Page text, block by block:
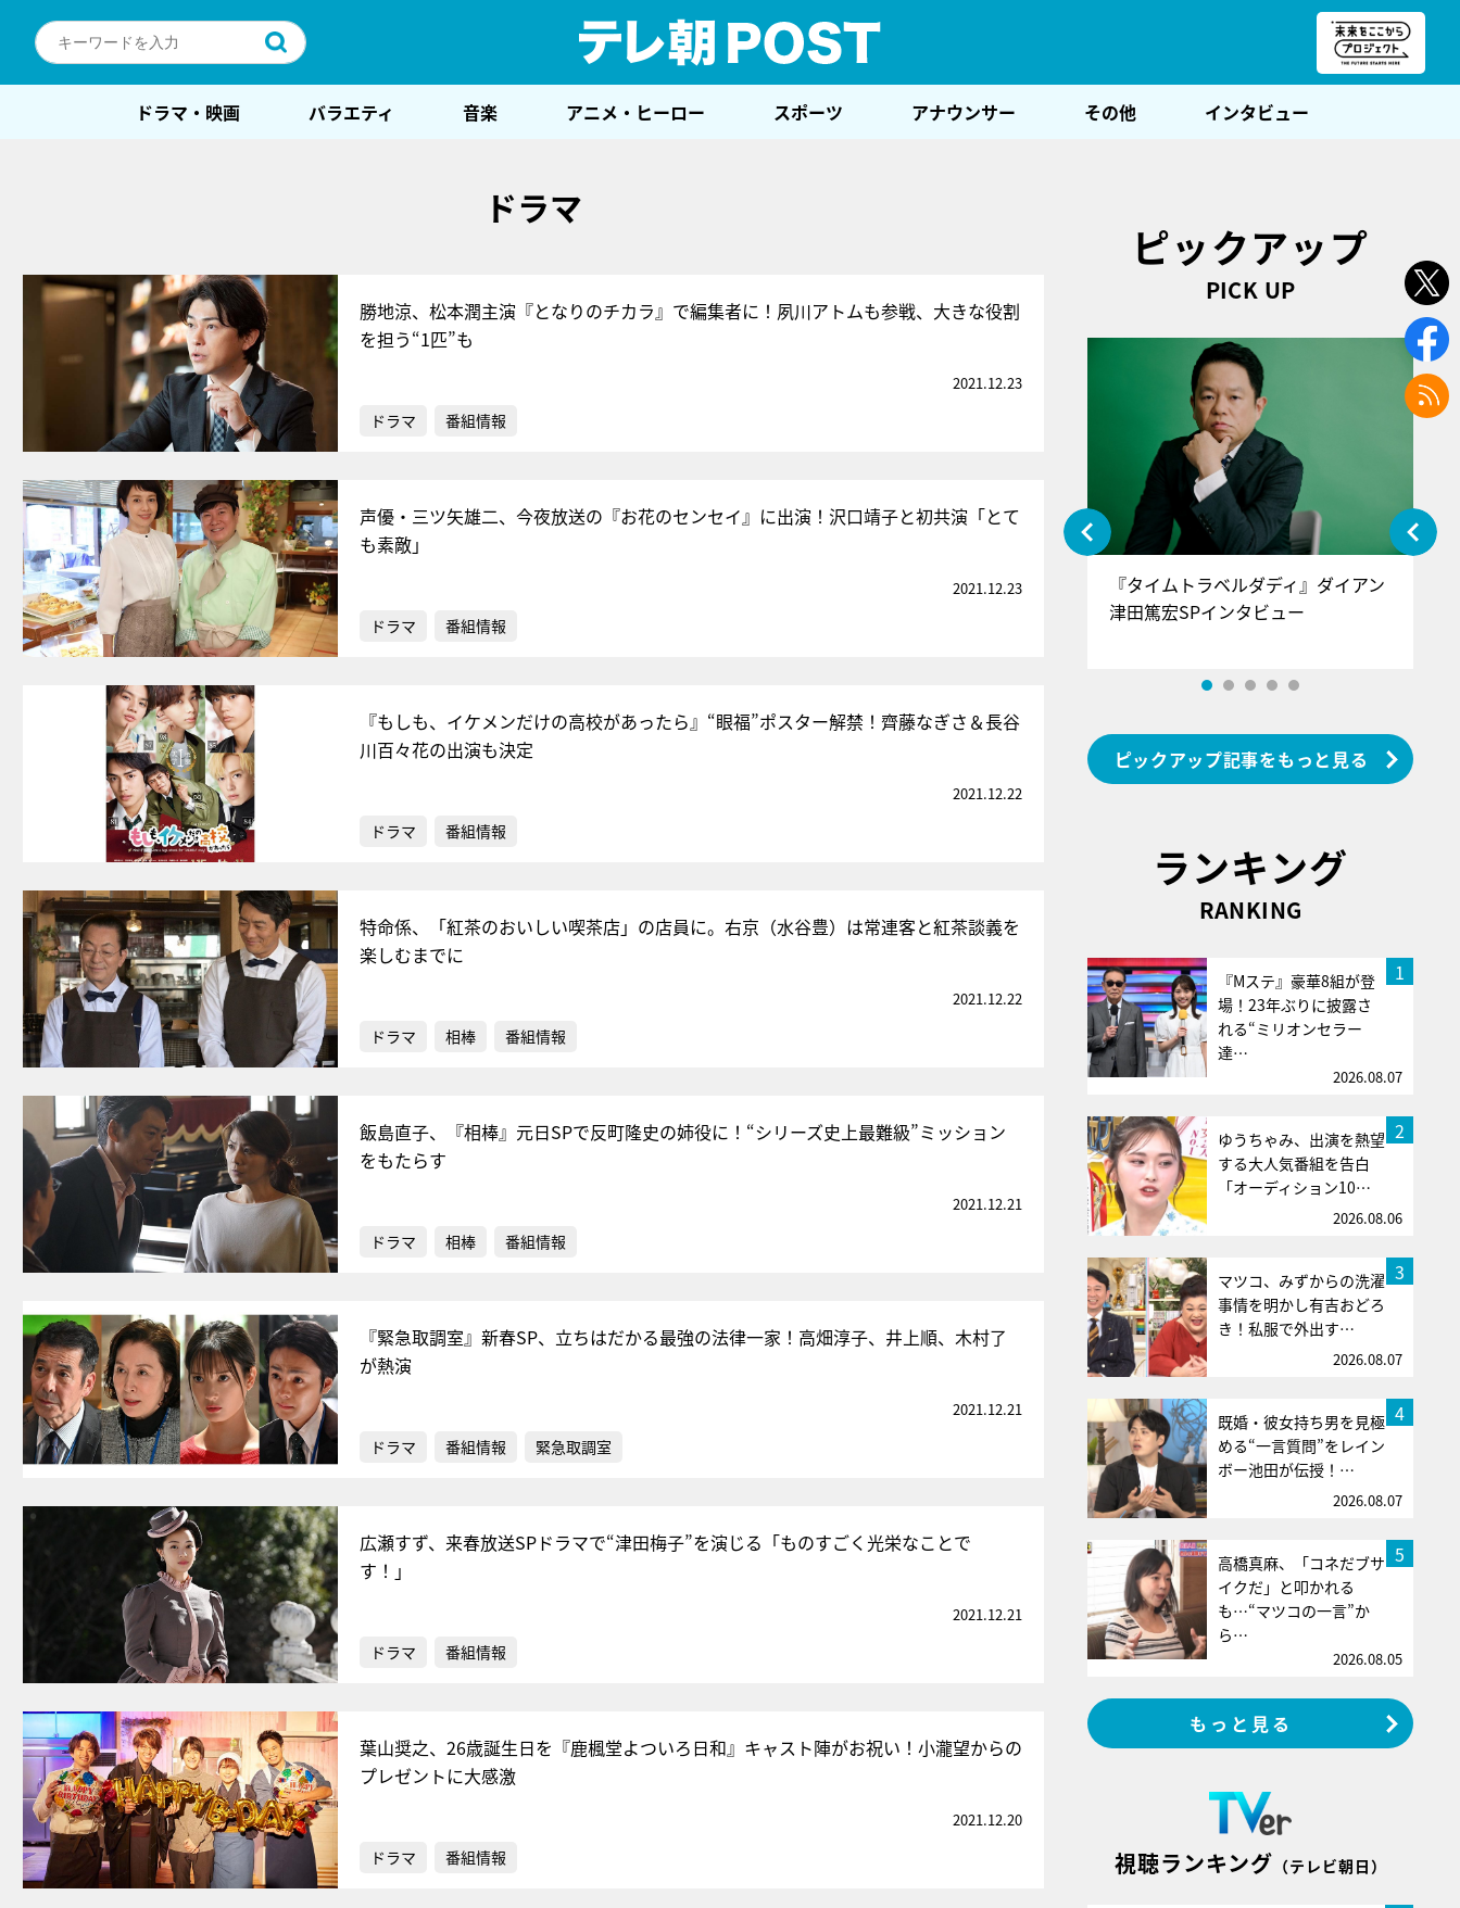
ドラマ・映画 バラエティ 音楽 アニメ・ヒーロー スポーツ アナウンサー その他 インタビュー
ドラマ
勝地涼、松本潤主演『となりのチカラ』で編集者に！夙川アトムも参戦、大きな役割
を担う“1匹”も
2021.12.23
ドラマ 番組情報
声優・三ツ矢雄二、今夜放送の『お花のセンセイ』に出演！沢口靖子と初共演「とて
も素敵」
2021.12.23
ドラマ 番組情報
『もしも、イケメンだけの高校があったら』“眼福”ポスター解禁！齊藤なぎさ＆長谷
川百々花の出演も決定
2021.12.22
ドラマ 番組情報
特命係、「紅茶のおいしい喫茶店」の店員に。右京（水谷豊）は常連客と紅茶談義を
楽しむまでに
2021.12.22
ドラマ 相棒 番組情報
飯島直子、『相棒』元日SPで反町隆史の姉役に！“シリーズ史上最難級”ミッション
をもたらす
2021.12.21
ドラマ 相棒 番組情報
『緊急取調室』新春SP、立ちはだかる最強の法律一家！高畑淳子、井上順、木村了
が熱演
2021.12.21
ドラマ 番組情報 緊急取調室
広瀬すず、来春放送SPドラマで“津田梅子”を演じる「ものすごく光栄なことで
す！」
2021.12.21
ドラマ 番組情報
葉山奨之、26歳誕生日を『鹿楓堂よついろ日和』キャスト陣がお祝い！小瀧望からの
プレゼントに大感激
2021.12.20
ドラマ 番組情報
ピックアップ
PICK UP
『アイ＝ラブ！げーみんぐ』＝LOV
『タイムトラベルダディ』ダイアン
津田篤宏SPインタビュー
ピックアップ記事をもっと見る
ランキング
RANKING
1
『Mステ』豪華8組が登
場！23年ぶりに披露さ
れる“ミリオンセラー
達…
2026.08.07
2
ゆうちゃみ、出演を熱望
する大人気番組を告白
「オーディション10…
2026.08.06
3
マツコ、みずからの洗濯
事情を明かし有吉おどろ
き！私服で外出す…
2026.08.07
4
既婚・彼女持ち男を見極
める“一言質問”をレイン
ボー池田が伝授！…
2026.08.07
5
高橋真麻、「コネだブサ
イクだ」と叩かれる
も…“マツコの一言”か
ら…
2026.08.05
もっと見る
視聴ランキング （テレビ朝日）